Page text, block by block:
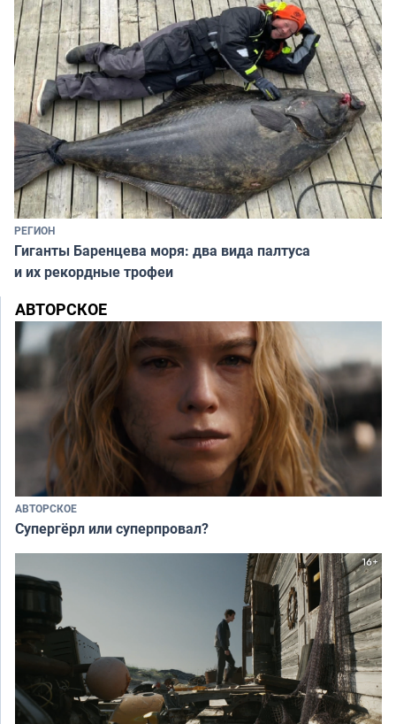
РЕГИОН
Гиганты Баренцева моря: два вида палтуса
и их рекордные трофеи
АВТОРСКОЕ
АВТОРСКОЕ
Супергёрл или суперпровал?